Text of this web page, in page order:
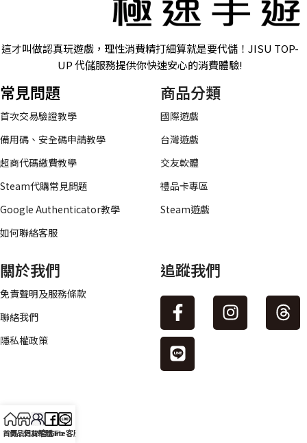
這才叫做認真玩遊戲，理性消費精打細算就是要代儲！JISU TOP-
UP 代儲服務提供你快速安心的消費體驗!
常見問題
首次交易驗證教學
備用碼、安全碼申請教學
超商代碼繳費教學
Steam代購常見問題
Google Authenticator教學
如何聯絡客服
商品分類
國際遊戲
台灣遊戲
交友軟體
禮品卡專區
Steam遊戲
關於我們
免責聲明及服務條款
聯絡我們
隱私權政策
追蹤我們
首頁
商品目錄交友軟體官方Fb
Line客服